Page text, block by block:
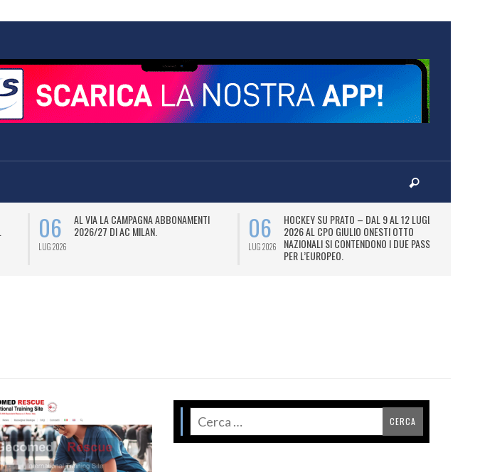
06
LUG 2026
AL VIA LA CAMPAGNA ABBONAMENTI
2026/27 DI AC MILAN.
06
LUG 2026
HOCKEY SU PRATO – DAL 9 AL 12 LUGLIO
2026 AL CPO GIULIO ONESTI OTTO
NAZIONALI SI CONTENDONO I DUE PASS
PER L’EUROPEO.